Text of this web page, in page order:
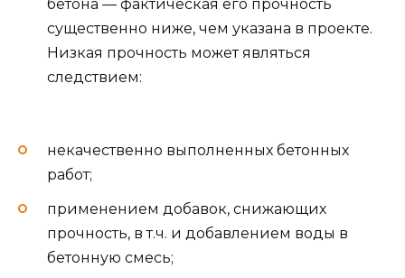
бетона — фактическая его прочность
существенно ниже, чем указана в проекте.
Низкая прочность может являться
следствием:
некачественно выполненных бетонных
работ;
применением добавок, снижающих
прочность, в т.ч. и добавлением воды в
бетонную смесь;